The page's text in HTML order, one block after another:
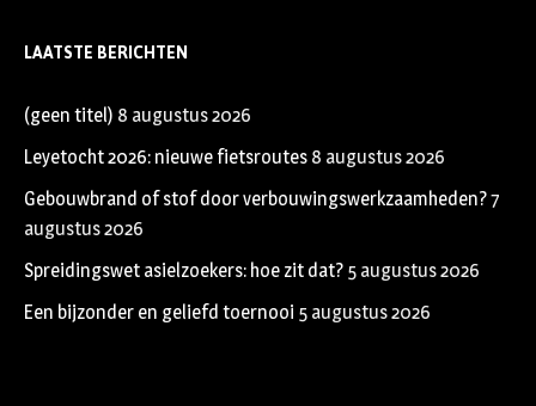
LAATSTE BERICHTEN
(geen titel) 8 augustus 2026
Leyetocht 2026: nieuwe fietsroutes 8 augustus 2026
Gebouwbrand of stof door verbouwingswerkzaamheden?7
augustus 2026
Spreidingswet asielzoekers: hoe zit dat? 5 augustus 2026
Een bijzonder en geliefd toernooi 5 augustus 2026